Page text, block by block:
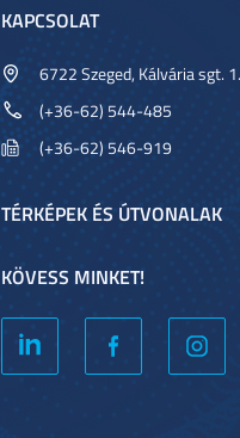
KAPCSOLAT
6722 Szeged, Kálvária sgt. 1.
(+36-62) 544-485
(+36-62) 546-919
TÉRKÉPEK ÉS ÚTVONALAK
KÖVESS MINKET!